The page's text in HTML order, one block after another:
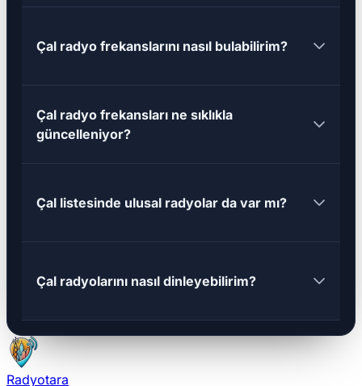
Çal radyo frekanslarını nasıl bulabilirim?
Çal radyo frekansları ne sıklıkla
güncelleniyor?
Çal listesinde ulusal radyolar da var mı?
Çal radyolarını nasıl dinleyebilirim?
Radyotara